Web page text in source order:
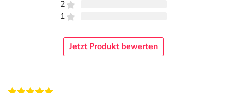
2
1
Jetzt Produkt bewerten